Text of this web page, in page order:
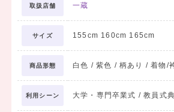
取扱店舗 一蔵
サイズ 155cm 160cm 165cm
商品形態 白色 / 紫色 / 柄あり / 着物/
利用シーン 大学・専門卒業式 / 教員式